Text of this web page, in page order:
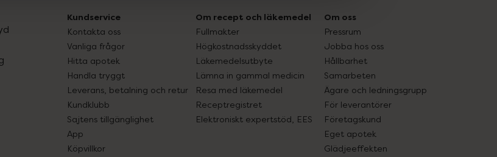
Kundservice
Kontakta oss
Vanliga frågor
Hitta apotek
Handla tryggt
Leverans, betalning och retur
Kundklubb
Sajtens tillgänglighet
App
Köpvillkor
Om recept och läkemedel
Fullmakter
Högkostnadsskyddet
Läkemedelsutbyte
Lämna in gammal medicin
Resa med läkemedel
Receptregistret
Elektroniskt expertstöd, EES
Om oss
Pressrum
Jobba hos oss
Hållbarhet
Samarbeten
Ägare och ledningsgrupp
För leverantörer
Företagskund
Eget apotek
Glädjeeffekten